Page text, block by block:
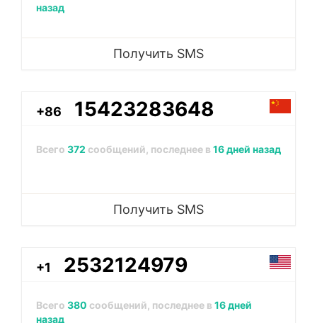
назад
Получить SMS
+86 15423283648
Всего 372 сообщений, последнее в16 дней назад
Получить SMS
+1 2532124979
Всего 380 сообщений, последнее в16 дней
назад